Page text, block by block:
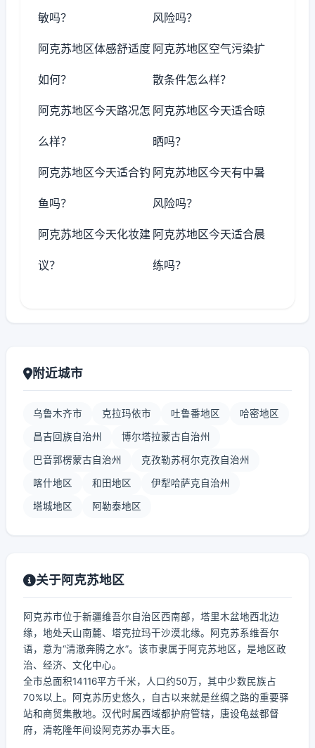
敏吗？ 风险吗？
阿克苏地区体感舒适度
如何？
阿克苏地区空气污染扩
散条件怎么样？
阿克苏地区今天路况怎
么样？
阿克苏地区今天适合晾
晒吗？
阿克苏地区今天适合钓
鱼吗？
阿克苏地区今天有中暑
风险吗？
阿克苏地区今天化妆建
议？
阿克苏地区今天适合晨
练吗？
附近城市
乌鲁木齐市 克拉玛依市 吐鲁番地区 哈密地区
昌吉回族自治州 博尔塔拉蒙古自治州
巴音郭楞蒙古自治州 克孜勒苏柯尔克孜自治州
喀什地区 和田地区 伊犁哈萨克自治州
塔城地区 阿勒泰地区
关于阿克苏地区
阿克苏市位于新疆维吾尔自治区西南部，塔里木盆地西北边
缘，地处天山南麓、塔克拉玛干沙漠北缘。阿克苏系维吾尔
语，意为“清澈奔腾之水”。该市隶属于阿克苏地区，是地区政
治、经济、文化中心。
全市总面积14116平方千米，人口约50万，其中少数民族占
70%以上。阿克苏历史悠久，自古以来就是丝绸之路的重要驿
站和商贸集散地。汉代时属西域都护府管辖，唐设龟兹都督
府，清乾隆年间设阿克苏办事大臣。